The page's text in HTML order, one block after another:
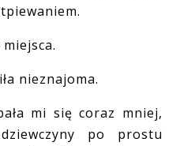
nieznajoma.
mi się coraz mniej,
po prostu